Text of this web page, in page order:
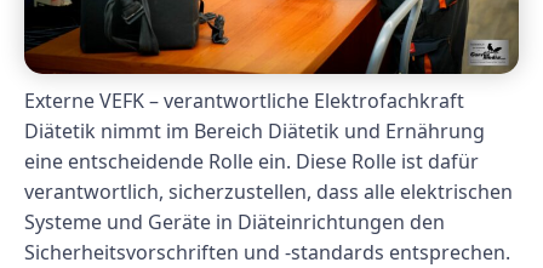
Externe VEFK – verantwortliche Elektrofachkraft
Diätetik nimmt im Bereich Diätetik und Ernährung
eine entscheidende Rolle ein. Diese Rolle ist dafür
verantwortlich, sicherzustellen, dass alle elektrischen
Systeme und Geräte in Diäteinrichtungen den
Sicherheitsvorschriften und -standards entsprechen.